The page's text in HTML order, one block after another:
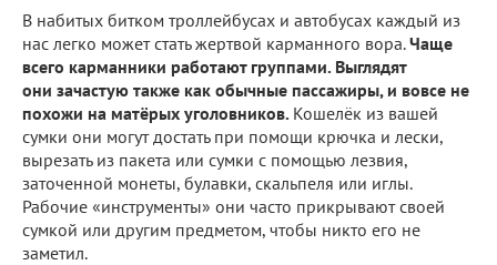
В набитых битком троллейбусах и автобусах каждый из
нас легко может стать жертвой карманного вора.Чаще
всего карманники работают группами. Выглядят
они зачастую также как обычные пассажиры, и вовсе не
похожи на матёрых уголовников. Кошелёк из вашей
сумки они могут достать при помощи крючка и лески,
вырезать из пакета или сумки с помощью лезвия,
заточенной монеты, булавки, скальпеля или иглы.
Рабочие «инструменты» они часто прикрывают своей
сумкой или другим предметом, чтобы никто его не
заметил.